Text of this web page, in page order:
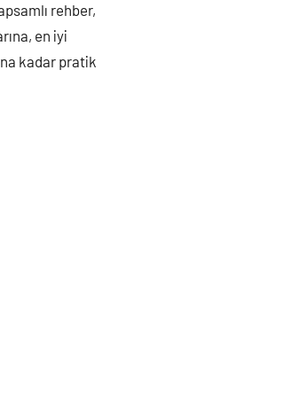
rehber,
en iyi
kadar pratik